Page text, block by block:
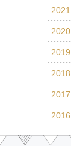
2021
2020
2019
2018
2017
2016